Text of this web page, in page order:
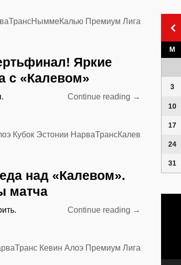
«Нымме
моменты
Премиум Лига
Яркие
с «Калевом»
Continue reading “Вышли
Яркие
→
Кубок Эстонии НарваТрансКалев
над «Калевом».
матча
Continue reading “Уверенная
«Калевом».
→
Кевин Алоэ Премиум Лига
M
3
10
17
24
31